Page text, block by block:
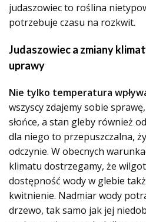
judaszowiec to roślina
potrzebuje czasu na rozkwit.
Judaszowiec a zmiany
uprawy
Nie tylko temperatura
wszyscy zdajemy sobie
słońce, a stan gleby również
dla niego to przepuszczalna,
odczynie. W obecnych
klimatu dostrzegamy, że
dostępność wody w glebie
kwitnienie. Nadmiar wody
drzewo, tak samo jak jej